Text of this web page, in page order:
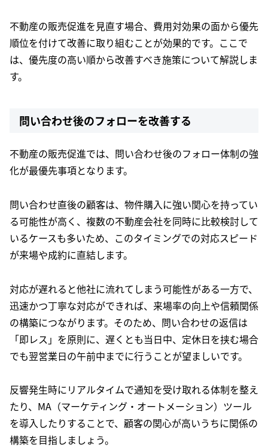
不動産の販売促進を見直す場合、費用対効果の面から優先
順位を付けて改善に取り組むことが効果的です。ここで
は、優先度の高い順から改善すべき施策について解説しま
す。
問い合わせ後のフォローを改善する
不動産の販売促進では、問い合わせ後のフォロー体制の強
化が最優先事項となります。
問い合わせ直後の顧客は、物件購入に強い関心を持ってい
る可能性が高く、複数の不動産会社を同時に比較検討して
いるケースも多いため、このタイミングでの対応スピード
が来場や成約に直結します。
対応が遅れると他社に流れてしまう可能性がある一方で、
迅速かつ丁寧な対応ができれば、来場率の向上や信頼関係
の構築につながります。そのため、問い合わせの返信は
「即レス」を原則に、遅くとも当日中、定休日を挟む場合
でも翌営業日の午前中までに行うことが望ましいです。
反響発生時にリアルタイムで通知を受け取れる体制を整え
たり、MA（マーケティング・オートメーション）ツール
を導入したりすることで、顧客の関心が高いうちに関係の
構築を目指しましょう。